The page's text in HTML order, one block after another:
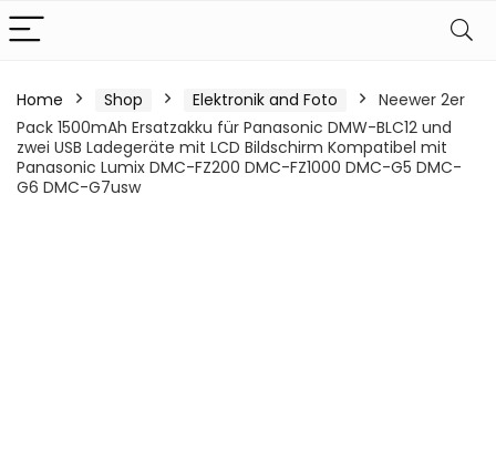
Home Shop Elektronik and Foto
Neewer 2er
Pack 1500mAh Ersatzakku für Panasonic DMW-BLC12 und
zwei USB Ladegeräte mit LCD Bildschirm Kompatibel mit
Panasonic Lumix DMC-FZ200 DMC-FZ1000 DMC-G5 DMC-
G6 DMC-G7usw